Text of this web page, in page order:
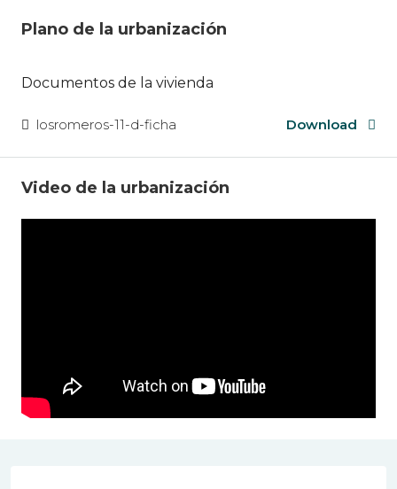
Plano de la urbanización
Documentos de la vivienda
losromeros-11-d-ficha Download
Video de la urbanización